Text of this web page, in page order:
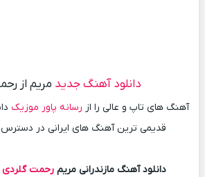
دانلود آهنگ جدید مریم از
آهنگ های تاپ و عالی را از رسانه پاور موزیک
قدیمی ترین آهنگ های ایرانی در دسترس
دانلود آهنگ مازندرانی مریمرحمت گلردی